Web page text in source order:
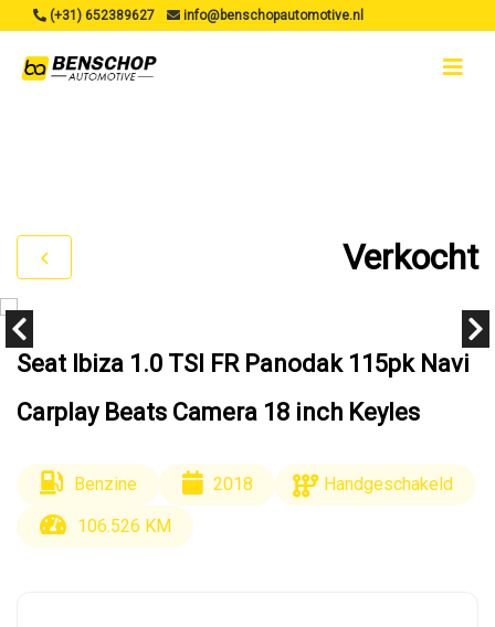
(+31) 652389627 info@benschopautomotive.nl
Verkocht
Seat Ibiza 1.0 TSI FR Panodak 115pk Navi
Carplay Beats Camera 18 inch Keyles
Benzine 2018
Handgeschakeld
106.526 KM